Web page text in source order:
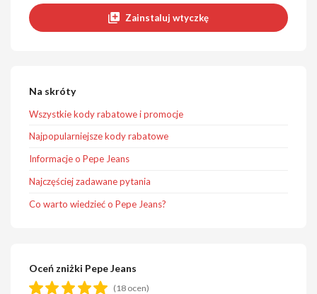
Zainstaluj wtyczkę
Na skróty
Wszystkie kody rabatowe i promocje
Najpopularniejsze kody rabatowe
Informacje o Pepe Jeans
Najczęściej zadawane pytania
Co warto wiedzieć o Pepe Jeans?
Oceń zniżki Pepe Jeans
(18 ocen)